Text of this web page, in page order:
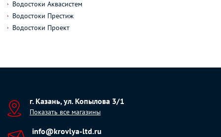
Водостоки Аквасистем
Водостоки Престиж
Водостоки Проект
г. Казань, ул. Копылова 3/1
Показать все магазины
info@krovlya-ltd.ru